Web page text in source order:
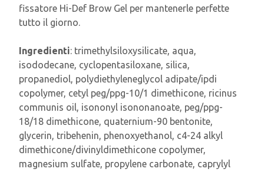
fissatore Hi-Def Brow Gel per mantenerle perfette
tutto il giorno.
Ingredienti: trimethylsiloxysilicate, aqua,
isododecane, cyclopentasiloxane, silica,
propanediol, polydiethyleneglycol adipate/ipdi
copolymer, cetyl peg/ppg-10/1 dimethicone, ricinus
communis oil, isononyl isononanoate, peg/ppg-
18/18 dimethicone, quaternium-90 bentonite,
glycerin, tribehenin, phenoxyethanol, c4-24 alkyl
dimethicone/divinyldimethicone copolymer,
magnesium sulfate, propylene carbonate, caprylyl